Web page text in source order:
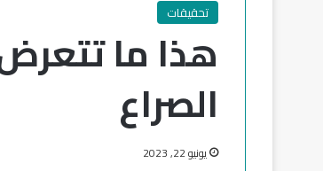
تحقيقات
هذا ما
الصراع
يونيو 22, 2023